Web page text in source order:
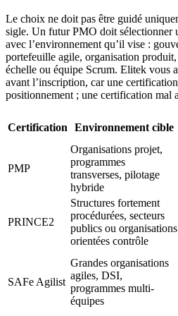
Le choix ne doit pas être guidé
sigle. Un futur PMO doit sélectionner
avec l’environnement qu’il vise :
portefeuille agile, organisation
échelle ou équipe Scrum. Elitek vous
avant l’inscription, car une
positionnement ; une certification mal
Certification Environnement cible
PMP
Organisations projet,
programmes
transverses, pilotage
hybride
PRINCE2
Structures fortement
procédurées, secteurs
publics ou organisations
orientées contrôle
SAFe Agilist
Grandes organisations
agiles, DSI,
programmes multi-
équipes